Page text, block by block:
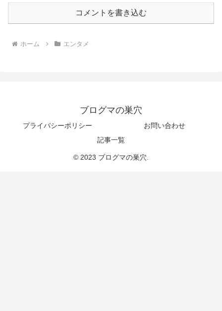
コメントを書き込む
ホーム エンタメ
ブログマの巣穴
プライバシーポリシー
お問い合わせ
記事一覧
© 2023 ブログマの巣穴.